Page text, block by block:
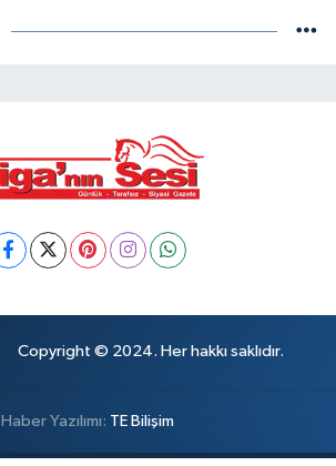
Copyright © 2024. Her hakkı saklıdır.
Haber Yazılımı: TE Bilişim